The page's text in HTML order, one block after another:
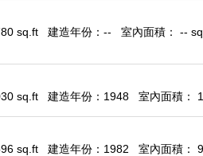
sq.ft
建造年份：-- 室內面積： --
sq.ft
建造年份：1948 室內面積：
sq.ft
建造年份：1982 室內面積：